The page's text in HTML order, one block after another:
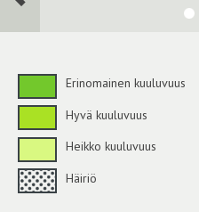
Erinomainen kuuluvuus
Hyvä kuuluvuus
Heikko kuuluvuus
Häiriö